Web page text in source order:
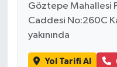
Göztepe Mahallesi
Caddesi No:260C
yakınında
Yol Tarifi Al